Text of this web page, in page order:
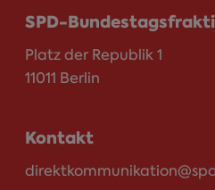
SPD-
Platz der Republik 1
11011 Berlin
Kontakt